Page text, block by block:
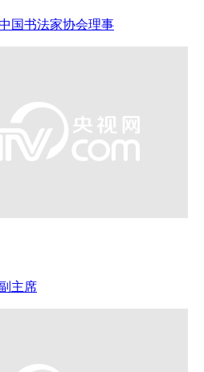
国书法家协会理事
主席